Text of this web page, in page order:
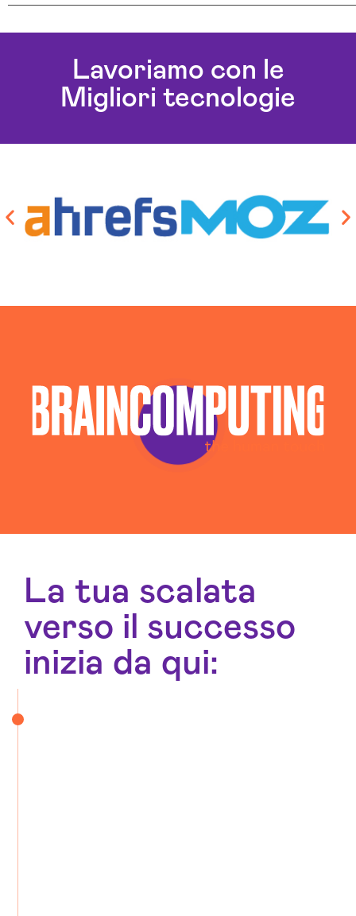
Creazione Ecommerce Forlì-cesena
Lavoriamo con le
Migliori tecnologie
La tua scalata
verso il successo
inizia da qui: